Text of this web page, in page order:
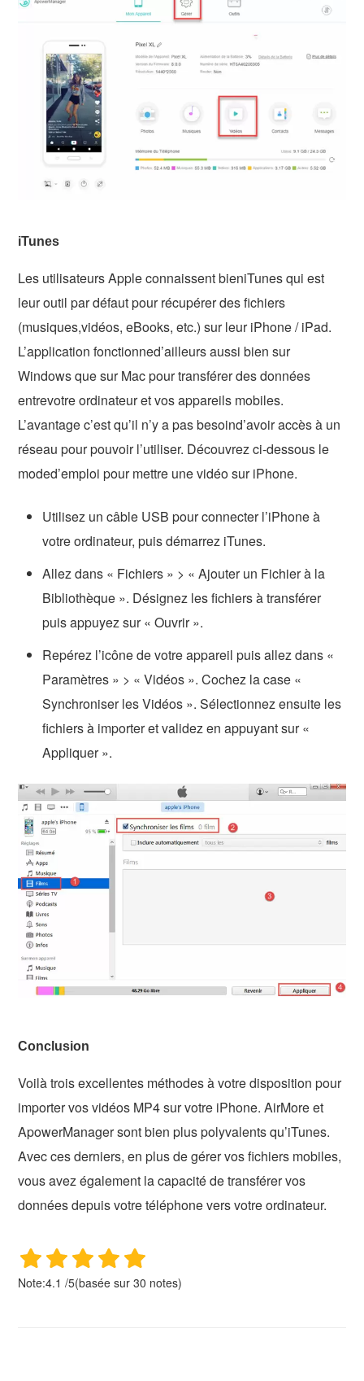
iTunes
Les utilisateurs Apple connaissent bieniTunes qui est
leur outil par défaut pour récupérer des fichiers
(musiques,vidéos, eBooks, etc.) sur leur iPhone / iPad.
L’application fonctionned’ailleurs aussi bien sur
Windows que sur Mac pour transférer des données
entrevotre ordinateur et vos appareils mobiles.
L’avantage c’est qu’il n’y a pas besoind’avoir accès à un
réseau pour pouvoir l’utiliser. Découvrez ci-dessous le
moded’emploi pour mettre une vidéo sur iPhone.
Utilisez un câble USB pour connecter l’iPhone à
votre ordinateur, puis démarrez iTunes.
Allez dans « Fichiers » > « Ajouter un Fichier à la
Bibliothèque ». Désignez les fichiers à transférer
puis appuyez sur « Ouvrir ».
Repérez l’icône de votre appareil puis allez dans «
Paramètres » > « Vidéos ». Cochez la case «
Synchroniser les Vidéos ». Sélectionnez ensuite les
fichiers à importer et validez en appuyant sur «
Appliquer ».
Conclusion
Voilà trois excellentes méthodes à votre disposition pour
importer vos vidéos MP4 sur votre iPhone. AirMore et
ApowerManager sont bien plus polyvalents qu’iTunes.
Avec ces derniers, en plus de gérer vos fichiers mobiles,
vous avez également la capacité de transférer vos
données depuis votre téléphone vers votre ordinateur.
Note:4.1 /5(basée sur30 notes)